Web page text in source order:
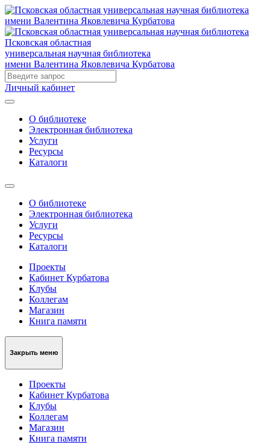
Псковская областная
универсальная научная библиотека
имени Валентина Яковлевича Курбатова
Личный кабинет
О библиотеке
Электронная библиотека
Услуги
Ресурсы
Каталоги
О библиотеке
Электронная библиотека
Услуги
Ресурсы
Каталоги
Проекты
Кабинет Курбатова
Клубы
Коллегам
Магазин
Книга памяти
Закрыть меню
Проекты
Кабинет Курбатова
Клубы
Коллегам
Магазин
Книга памяти